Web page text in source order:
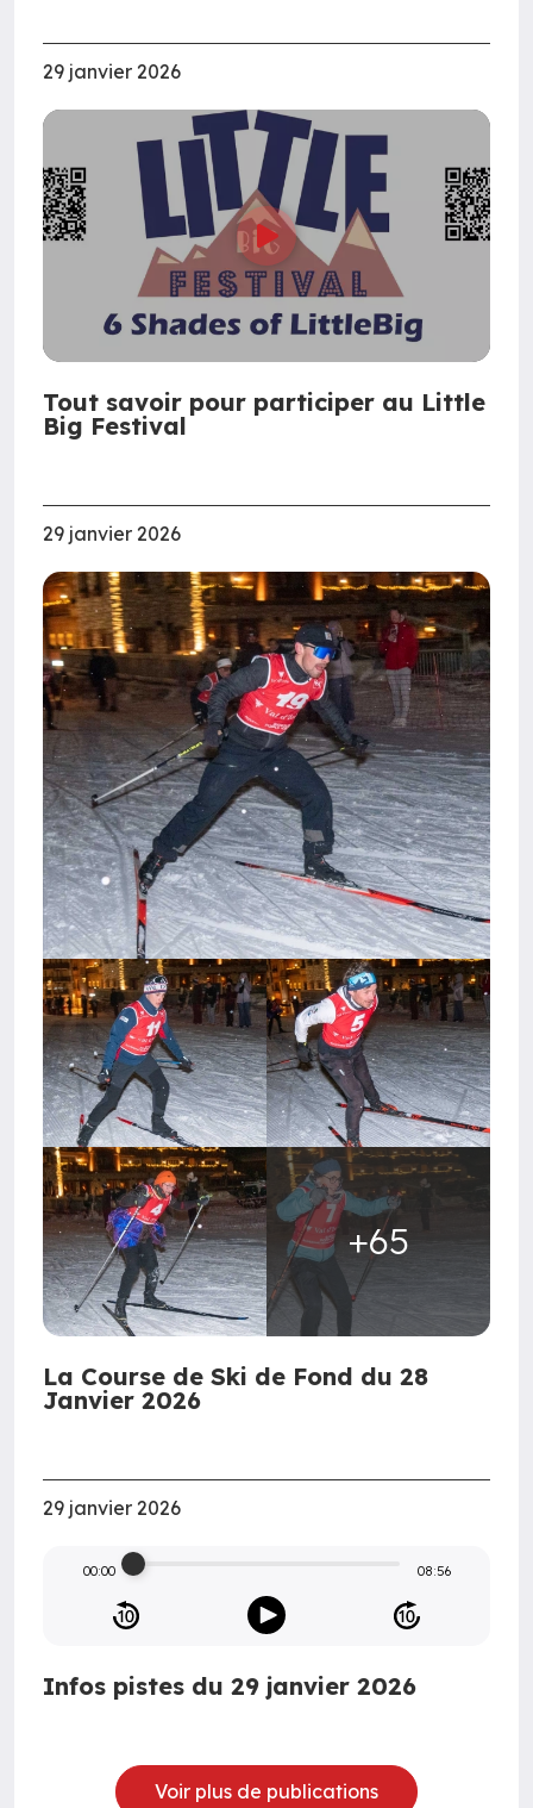
29 janvier 2026
Tout savoir pour participer au Little
Big Festival
29 janvier 2026
+65
La Course de Ski de Fond du 28
Janvier 2026
29 janvier 2026
00:00 08:56
Infos pistes du 29 janvier 2026
Voir plus de publications